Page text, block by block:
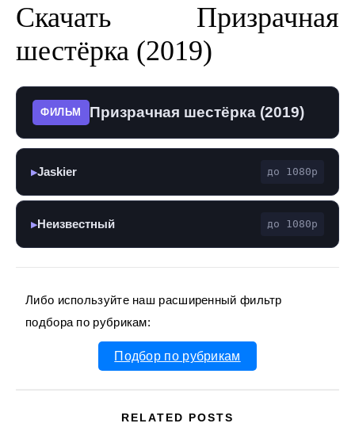
Скачать Призрачная
шестёрка (2019)
ФИЛЬМ Призрачная шестёрка (2019)
▶Jaskier до 1080p
▶ Неизвестный до 1080p
Либо используйте наш расширенный фильтр
подбора по рубрикам:
Подбор по рубрикам
RELATED POSTS